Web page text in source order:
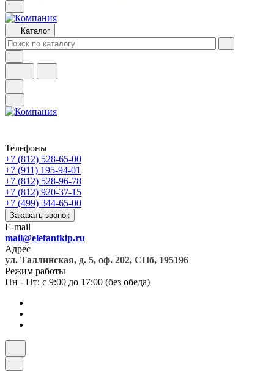
Каталог
Телефоны
+7 (812) 528-65-00
+7 (911) 195-94-01
+7 (812) 528-96-78
+7 (812) 920-37-15
+7 (499) 344-65-00
Заказать звонок
E-mail
mail@elefantkip.ru
Адрес
ул. Таллинская, д. 5, оф. 202, СПб, 195196
Режим работы
Пн - Пт: с 9:00 до 17:00 (без обеда)